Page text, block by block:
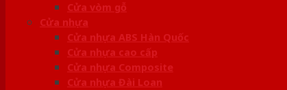
Cửa vòm gỗ
Cửa nhựa
Cửa nhựa ABS Hàn Quốc
Cửa nhựa cao cấp
Cửa nhựa Composite
Cửa nhựa Đài Loan